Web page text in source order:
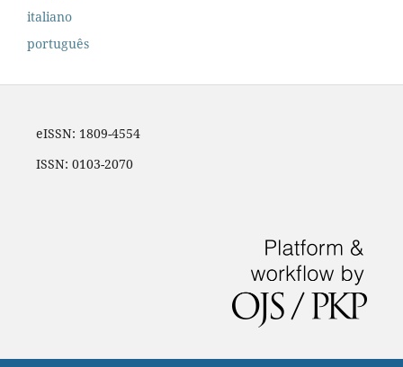
italiano
português
eISSN: 1809-4554
ISSN: 0103-2070